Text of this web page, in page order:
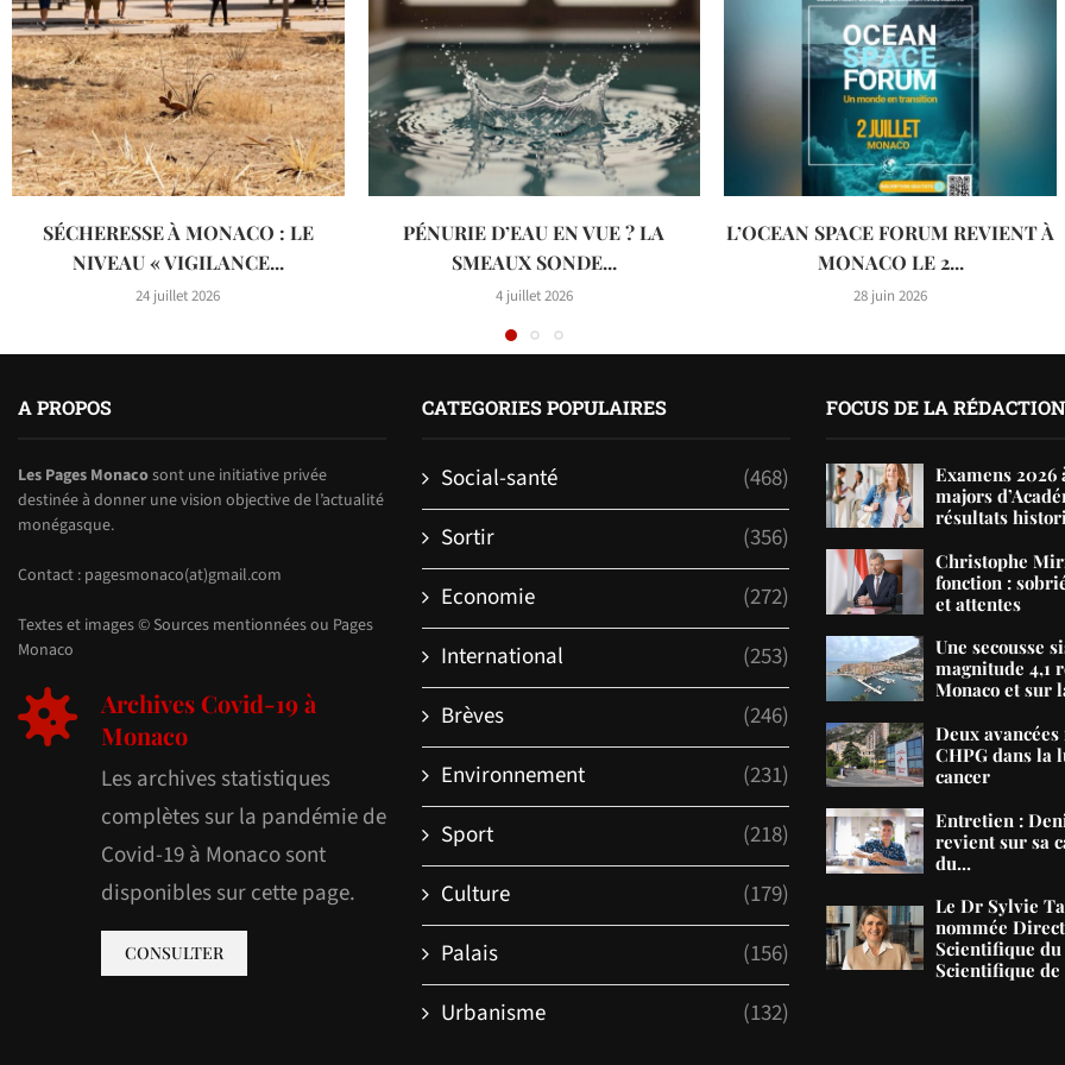
SÉCHERESSE À MONACO : LE
NIVEAU « VIGILANCE...
24 juillet 2026
PÉNURIE D’EAU EN VUE ? LA
SMEAUX SONDE...
4 juillet 2026
L’OCEAN SPACE FORUM REVIENT À
MONACO LE 2...
28 juin 2026
A PROPOS
Les Pages Monacosont une initiative privée
destinée à donner une vision objective de l’actualité
monégasque.
Contact : pagesmonaco(at)gmail.com
Textes et images © Sources mentionnées ou Pages
Monaco
Archives Covid-19 à
Monaco
Les archives statistiques
complètes sur la pandémie de
Covid-19 à Monaco sont
disponibles sur cette page.
CONSULTER
CATEGORIES POPULAIRES
Social-santé
(468)
Sortir
(356)
Economie
(272)
International
(253)
Brèves
(246)
Environnement
(231)
Sport
(218)
Culture
(179)
Palais
(156)
Urbanisme
(132)
FOCUS DE LA RÉDACTION
Examens 2026
majors
résultats
Christophe
fonction :
et attentes
Une secousse
magnitude 4,1
Monaco et sur
Deux
CHPG dans la
cancer
Entretien :
revient sur sa
du...
Le Dr Sylvie
nommée
Scientifique du
Scientifique de